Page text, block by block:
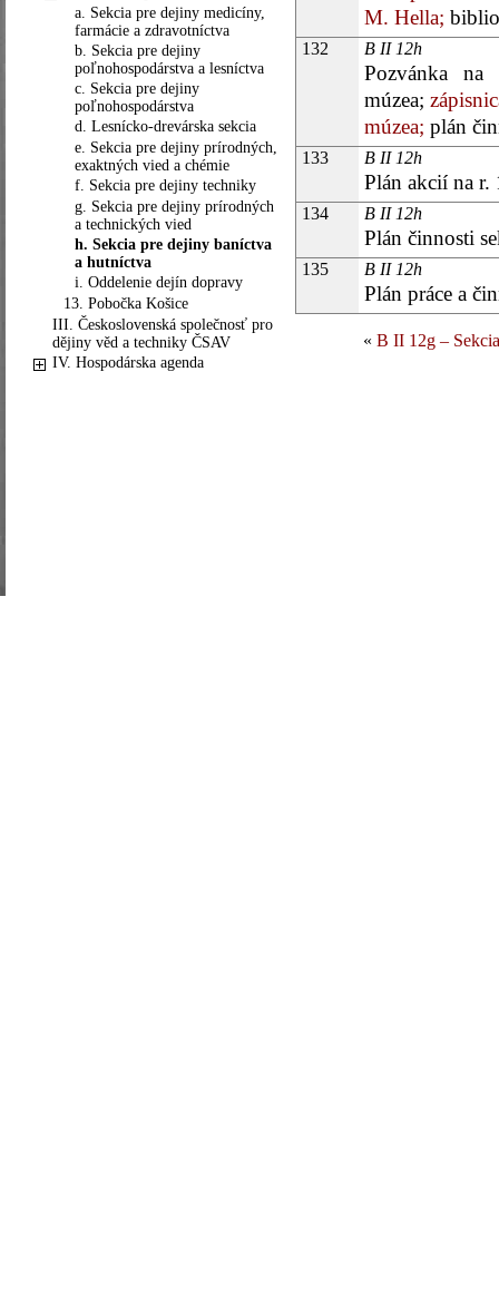
a. Sekcia pre dejiny medicíny,
farmácie a zdravotníctva
b. Sekcia pre dejiny
poľnohospodárstva a lesníctva
c. Sekcia pre dejiny
poľnohospodárstva
d. Lesnícko-drevárska sekcia
e. Sekcia pre dejiny prírodných,
exaktných vied a chémie
f. Sekcia pre dejiny techniky
g. Sekcia pre dejiny prírodných
a technických vied
h. Sekcia pre dejiny baníctva
a hutníctva
i. Oddelenie dejín dopravy
13. Pobočka Košice
III. Československá společnosť pro
dějiny věd a techniky ČSAV
IV. Hospodárska agenda
M. Hella;
132 B II 12h
Pozvánka na
múzea;
múzea; plán
133 B II 12h
Plán akcií na r.
134 B II 12h
Plán činnosti
135 B II 12h
Plán práce a
« B II 12g –